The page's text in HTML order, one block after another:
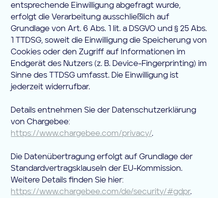
entsprechende Einwilligung abgefragt wurde,
erfolgt die Verarbeitung ausschließlich auf
Grundlage von Art. 6 Abs. 1 lit. a DSGVO und § 25 Abs.
1 TTDSG, soweit die Einwilligung die Speicherung von
Cookies oder den Zugriff auf Informationen im
Endgerät des Nutzers (z. B. Device-Fingerprinting) im
Sinne des TTDSG umfasst. Die Einwilligung ist
jederzeit widerrufbar.
Details entnehmen Sie der Datenschutzerklärung
von Chargebee:
https://www.chargebee.com/privacy/.
Die Datenübertragung erfolgt auf Grundlage der
Standardvertragsklauseln der EU-Kommission.
Weitere Details finden Sie hier:
https://www.chargebee.com/de/security/#gdpr.